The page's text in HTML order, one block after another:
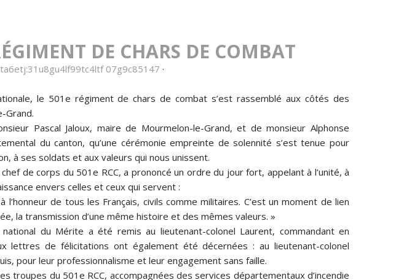
DE CHARS DE COMBAT
ta6etj:31 u8gu4lf99tc4ltf 07g9c851 47 ·
le 501e régiment de chars de combat s’est rassemblé aux côtés des
Grand.
Pascal Jaloux, maire de Mourmelon-le-Grand, et de monsieur Alphonse
du canton, qu’une cérémonie empreinte de solennité s’est tenue pour
à ses soldats et aux valeurs qui nous unissent.
de corps du 501e RCC, a prononcé un ordre du jour fort, appelant à l’unité, à
envers celles et ceux qui servent :
de tous les Français, civils comme militaires. C’est un moment de lien
la transmission d’une même histoire et des mêmes valeurs. »
du Mérite a été remis au lieutenant-colonel Laurent, commandant en
lettres de félicitations ont également été décernées : au lieutenant-colonel
pour leur professionnalisme et leur engagement sans faille.
troupes du 501e RCC, accompagnées des services départementaux d’incendie